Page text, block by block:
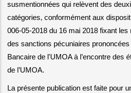
susmentionnées qui relèvent des
catégories, conformément aux
006-05-2018 du 16 mai 2018 fixant les
des sanctions pécuniaires
Bancaire de l'UMOA à l’encontre des
de l’UMOA.
La présente publication est faite pour